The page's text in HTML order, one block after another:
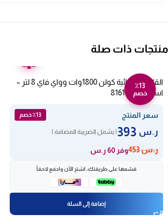
منتجات ذات صلة
٪13
خصم
القلاية الهوائية كولن 1800وات وواي فاي 8 لتر –
اسود 816102022
سعر المنتج ٪13 خصم
ر.س ( يشمل الضريبة المضافة )
ر.س453 وفر 60 ر.س
قسّمها على طريقتك، اشترِ الآن وادفع لاحقاً
إضافة إلى السلة